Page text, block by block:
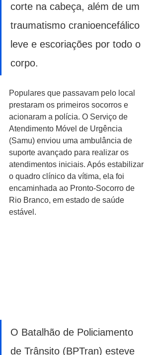
corte na cabeça, além de um
traumatismo cranioencefálico
leve e escoriações por todo o
corpo.
Populares que passavam pelo local
prestaram os primeiros socorros e
acionaram a polícia. O Serviço de
Atendimento Móvel de Urgência
(Samu) enviou uma ambulância de
suporte avançado para realizar os
atendimentos iniciais. Após estabilizar
o quadro clínico da vítima, ela foi
encaminhada ao Pronto-Socorro de
Rio Branco, em estado de saúde
estável.
O Batalhão de Policiamento
de Trânsito (BPTran) esteve